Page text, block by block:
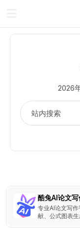
2026
酷兔AI论文写
专业AI论文写
献、公式图表